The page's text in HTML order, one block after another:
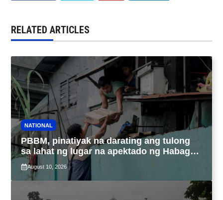
RELATED ARTICLES
NATIONAL
PBBM, pinatiyak na darating ang tulong
sa lahat ng lugar na apektado ng Habagat,
Bagyong Luis at Maymay
August 10, 2026